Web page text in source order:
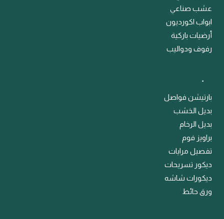
عشب صناعي
ابواب اكورديون
أرضيات باركية
رفوف ودواليب
﹒
بارتيشن فواصل
بديل الخشب
بديل الرخام
براويز فوم
تفصيل مرايات
ديكور تسريحات
ديكورات شاشه
ورق حائط